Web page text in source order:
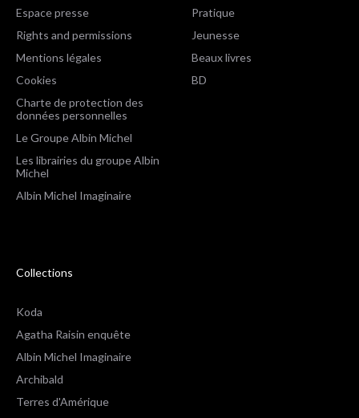
Espace presse
Rights and permissions
Mentions légales
Cookies
Charte de protection des
données personnelles
Le Groupe Albin Michel
Les librairies du groupe Albin
Michel
Albin Michel Imaginaire
Pratique
Jeunesse
Beaux livres
BD
Collections
Koda
Agatha Raisin enquête
Albin Michel Imaginaire
Archibald
Terres d'Amérique